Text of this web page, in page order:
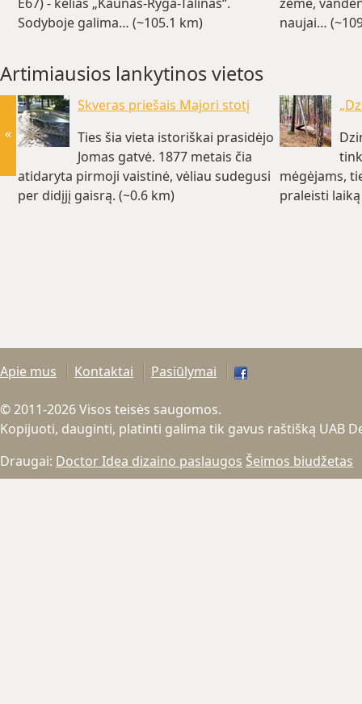
Sodyboje galima… (~105.1 km)
naujai…
Artimiausios lankytinos vietos
Skveras priešais Majori stotį
Ties šia vieta istoriškai prasidėjo
Jomas gatvė. 1877 metais čia
atidaryta pirmoji vaistinė, vėliau sudegusi
per didįjį gaisrą. (~0.6 km)
mėgėjams,
praleisti
«
Apie mus Kontaktai Pasiūlymai
© 2011-2026 Visos teisės saugomos.
Kopijuoti, dauginti, platinti galima tik gavus raštišką UAB
Draugai: Doctor Idea dizaino paslaugos Šeimos biudžetas